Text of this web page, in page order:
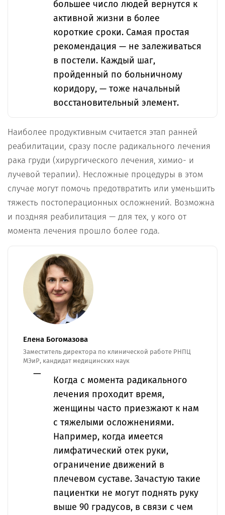
большее число людей вернутся к
активной жизни в более
короткие сроки. Самая простая
рекомендация — не залеживаться
в постели. Каждый шаг,
пройденный по больничному
коридору, — тоже начальный
восстановительный элемент.
Наиболее продуктивным считается этап ранней
реабилитации, сразу после радикального лечения
рака груди (хирургического лечения, химио- и
лучевой терапии). Несложные процедуры в этом
случае могут помочь предотвратить или уменьшить
тяжесть постоперационных осложнений. Возможна
и поздняя реабилитация — для тех, у кого от
момента лечения прошло более года.
Елена Богомазова
Заместитель директора по клинической работе РНПЦ
МЭиР, кандидат медицинских наук
Когда с момента радикального
лечения проходит время,
женщины часто приезжают к нам
с тяжелыми осложнениями.
Например, когда имеется
лимфатический отек руки,
ограничение движений в
плечевом суставе. Зачастую такие
пациентки не могут поднять руку
выше 90 градусов, в связи с чем